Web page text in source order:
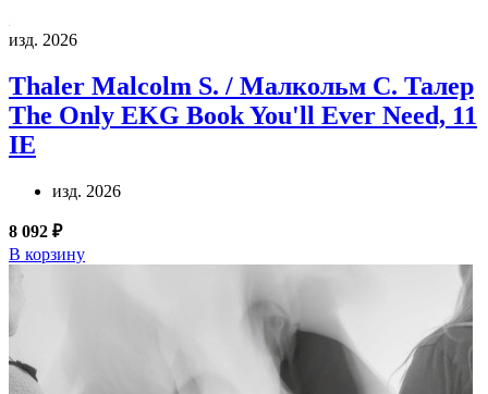
изд. 2026
Thaler Malcolm S. / Малкольм С. Талер
The Only EKG Book You'll Ever Need, 11
IE
изд. 2026
8 092 ₽
В корзину